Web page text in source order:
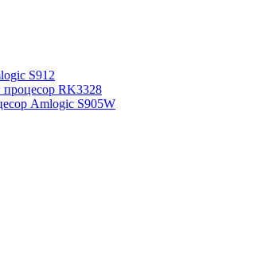
S912
RK3328
Amlogic S905W